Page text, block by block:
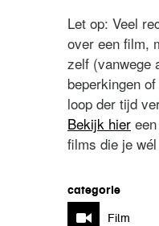
Let op: Veel
over een film,
zelf (vanwege
beperkingen
loop der tijd
Bekijk hier
films die je
categorie
Film